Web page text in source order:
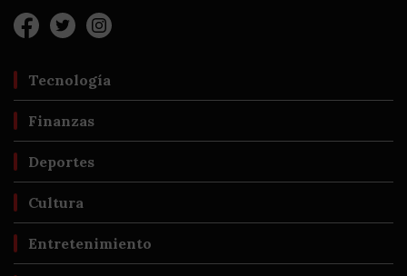
Tecnología
Finanzas
Deportes
Cultura
Entretenimiento